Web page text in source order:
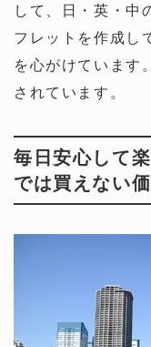
して、日・英・中
フレットを作成し
を心がけています
されています。
毎日安心して
では買えない